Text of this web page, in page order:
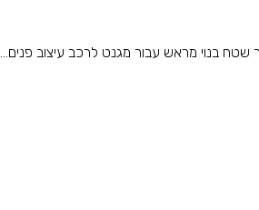
בנוי מראש עבור מגנט לרכב עיצוב פנים...